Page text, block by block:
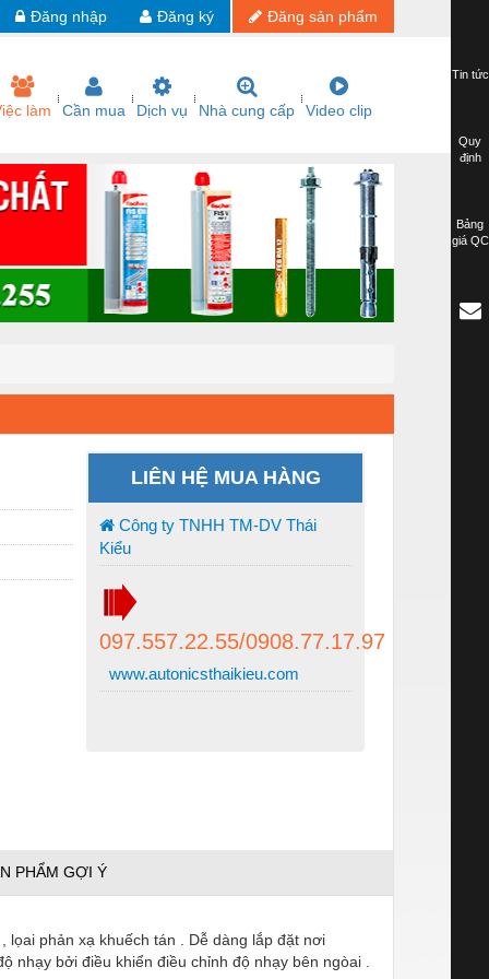
Đăng sản phẩm
Đăng ký
Đăng nhập
làm Cần mua Dịch vụ Nhà cung cấp Video clip
LIÊN HỆ MUA HÀNG
Công ty TNHH TM-DV Thái
Kiểu
097.557.22.55/0908.77.17.97
www.autonicsthaikieu.com
PHẨM GỢI Ý
lọai phản xạ khuếch tán . Dễ dàng lắp đặt nơi
bởi điều khiển điều chỉnh độ nhạy bên ngòai .
Tin tức
Quy
định
Bảng
giá QC